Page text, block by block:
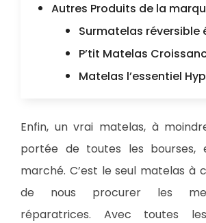
Autres Produits de la
Surmatelas réversible
P’tit Matelas
Matelas l’essentiel
Enfin, un vrai matelas, à
portée de toutes les bourses,
marché. C’est le seul matelas à
de nous procurer les
réparatrices. Avec toutes